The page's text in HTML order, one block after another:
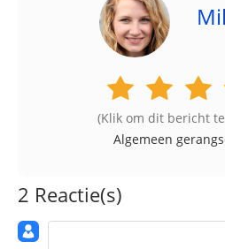
(Klik om dit bericht
Algemeen
2 Reactie(s)